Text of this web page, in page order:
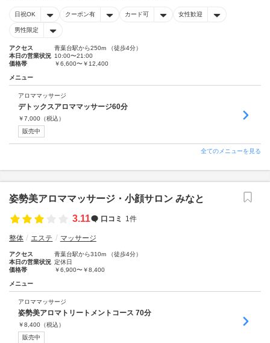
日祝OK クーポン有 カード可 女性歓迎
男性限定
アクセス
青葉台駅から250m （徒歩4分）
本日の営業状況 10:00〜21:00
価格帯
￥6,600〜￥12,400
メニュー
アロママッサージ
デトックスアロママッサージ60分
￥7,000 （税込）
販売中
全てのメニューを見る
姿勢美アロママッサージ・小顔サロン みなと
3.11
口コミ 1件
整体 エステ マッサージ
アクセス
青葉台駅から310m （徒歩4分）
本日の営業状況 定休日
価格帯
￥6,900〜￥8,400
メニュー
アロママッサージ
姿勢美アロマトリートメントコース 70分
￥8,400 （税込）
販売中